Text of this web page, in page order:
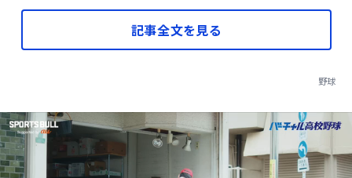
記事全文を見る
野球